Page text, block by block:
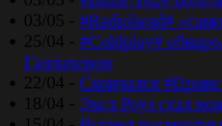
03/05 - #Radiohead#
25/04 - #Coldplay#
Галлахером
22/04 - Скончался
18/04 - Эксл Роуз стал